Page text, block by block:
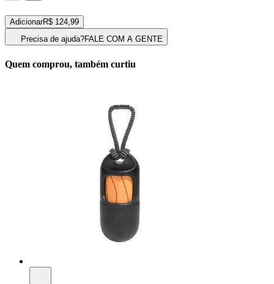
AdicionarR$ 124,99
Precisa de ajuda?FALE COM A GENTE
Quem comprou, também curtiu